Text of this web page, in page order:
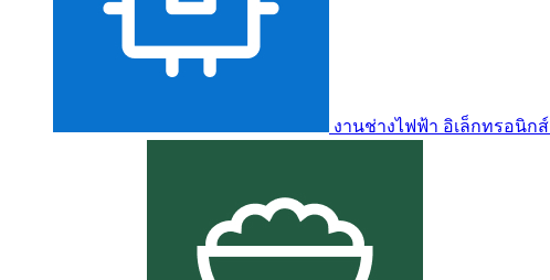
งานช่างไฟฟ้า อิเล็กทรอนิกส์